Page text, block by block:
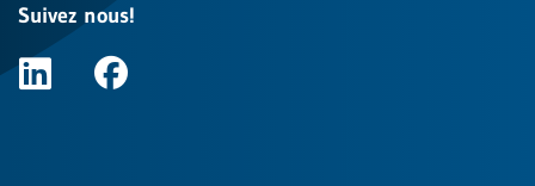
Suivez nous!